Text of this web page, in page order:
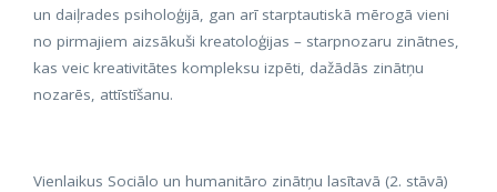
un daiļrades psiholoģijā, gan arī starptautiskā mērogā vieni
no pirmajiem aizsākuši kreatoloģijas – starpnozaru zinātnes,
kas veic kreativitātes kompleksu izpēti, dažādās zinātņu
nozarēs, attīstīšanu.
Vienlaikus Sociālo un humanitāro zinātņu lasītavā (2. stāvā)